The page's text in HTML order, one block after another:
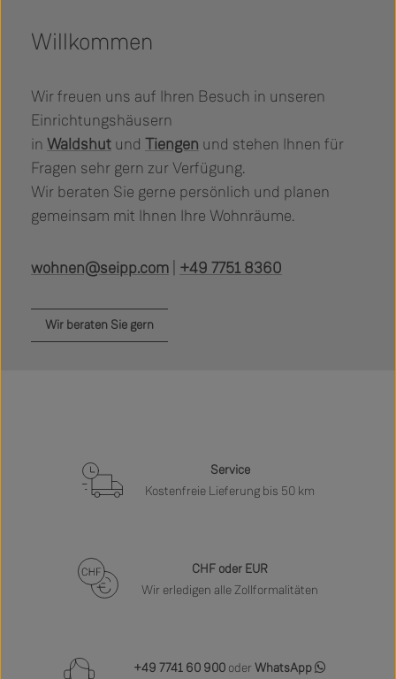
Willkommen
Wir freuen uns auf Ihren Besuch in unseren
Einrichtungshäusern
in Waldshut und Tiengen und stehen Ihnen für
Fragen sehr gern zur Verfügung.
Wir beraten Sie gerne persönlich und planen
gemeinsam mit Ihnen Ihre Wohnräume.
wohnen@seipp.com +49 7751 8360
Wir beraten Sie gern
Service
Kostenfreie Lieferung bis 50 km
CHF oder EUR
Wir erledigen alle Zollformalitäten
+49 7741 60 900 oder WhatsApp